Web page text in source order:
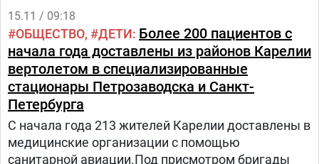
15.11 / 09:18
ОБЩЕСТВО ДЕТИ Более 200 пациентов с
начала года доставлены из районов Карелии
вертолетом в специализированные
стационары Петрозаводска и Санкт-
Петербурга
С начала года 213 жителей Карелии доставлены в
медицинские организации с помощью
санитарной авиации.Под присмотром бригады